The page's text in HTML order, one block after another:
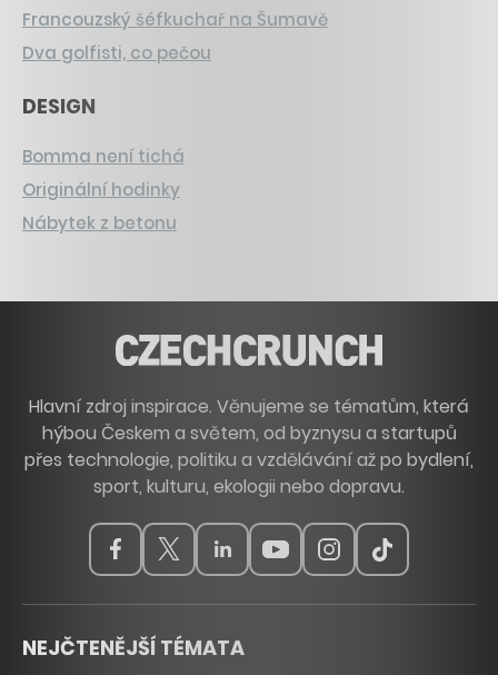
Francouzský šéfkuchař na Šumavě
Dva golfisti, co pečou
DESIGN
Bomma není tichá
Originální hodinky
Nábytek z betonu
Hlavní zdroj inspirace. Věnujeme se tématům, která
hýbou Českem a světem, od byznysu a startupů
přes technologie, politiku a vzdělávání až po bydlení,
sport, kulturu, ekologii nebo dopravu.
NEJČTENĚJŠÍ TÉMATA